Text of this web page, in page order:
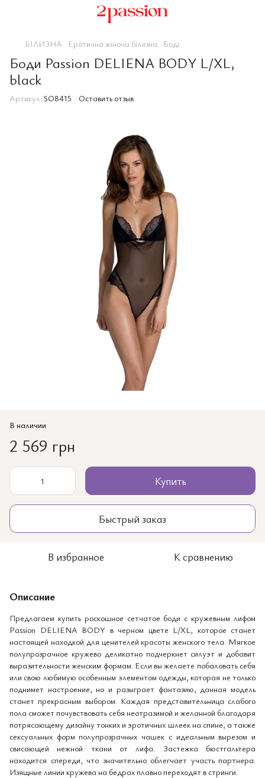
БІЛИЗНА Еротична жіноча білизна Боді
Боди Passion DELIENA BODY L/XL,
black
Артикул: SO8415 Оставить отзыв
В наличии
2 569 грн
Купить
Быстрый заказ
В избранное К сравнению
Описание
Предлагаем купить роскошное сетчатое боди с кружевным лифом
Passion DELIENA BODY в черном цвете L/XL, которое станет
настоящей находкой для ценителей красоты женского тела. Мягкое
полупрозрачное кружево деликатно подчеркнет силуэт и добавит
выразительности женским формам. Если вы желаете побаловать себя
или свою любимую особенным элементом одежды, которая не только
поднимет настроение, но и разыграет фантазию, данная модель
станет прекрасным выбором. Каждая представительница слабого
пола сможет почувствовать себя неотразимой и желанной благодаря
потрясающему дизайну тонких и эротичных шлеек на спине, а также
сексуальных форм полупрозрачных чашек с идеальным вырезом и
свисающей нежной ткани от лифа. Застежка бюстгальтера
находится спереди, что значительно облегчает участь партнера.
Изящные линии кружева на бедрах плавно переходят в стринги.